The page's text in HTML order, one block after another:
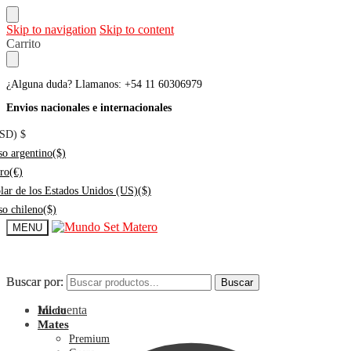
Skip to navigation Skip to content
Carrito
¿Alguna duda? Llamanos: +54 11 60306979
Envios nacionales e internacionales
$
argentino($)
(€)
de los Estados Unidos (US)($)
chileno($)
MENU
Buscar por: Buscar
Mi cuenta
Buscar por: Buscar
Inicio
Mates
Premium